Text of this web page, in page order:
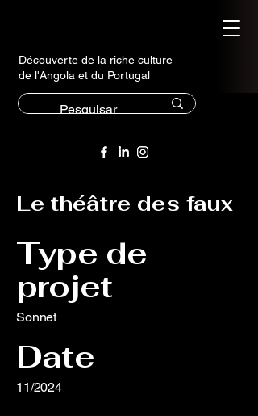
Découverte de la riche culture
de l'Angola et du Portugal
Le théâtre des faux
Type de
projet
Sonnet
Date
11/2024